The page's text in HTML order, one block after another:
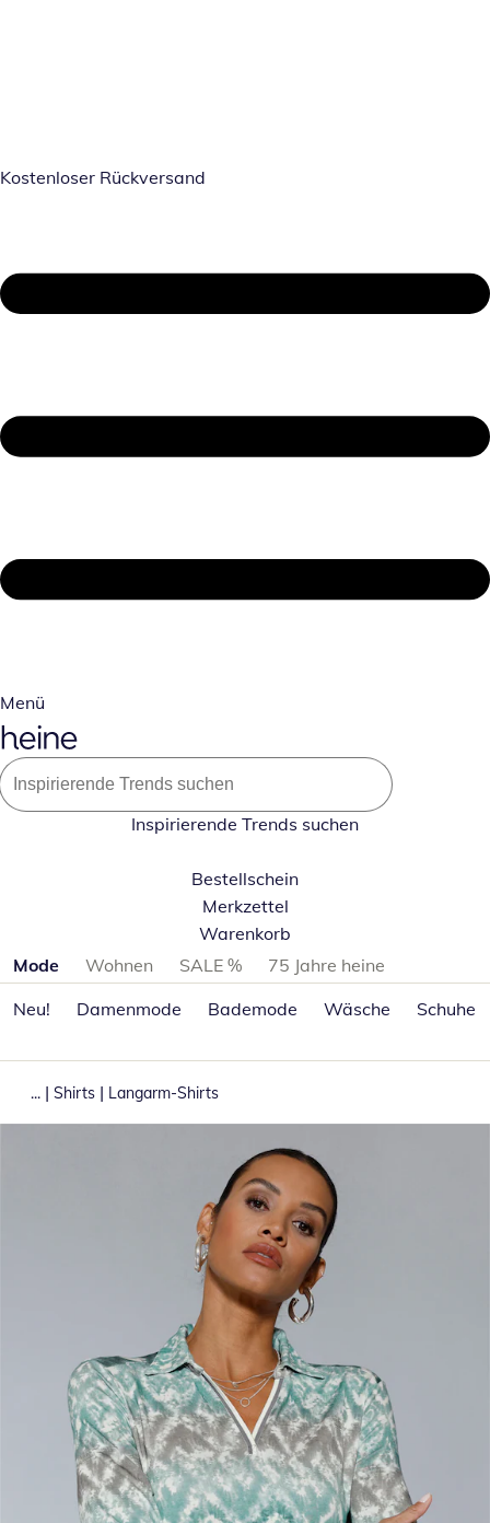
Kostenloser Rückversand
Menü
Inspirierende Trends suchen
Bestellschein
Merkzettel
Warenkorb
Produktkategorien überspringen
Mode Wohnen SALE %
75 Jahre heine
Neu!
Damenmode Bademode Wäsche Schuhe
... | Shirts | Langarm-Shirts